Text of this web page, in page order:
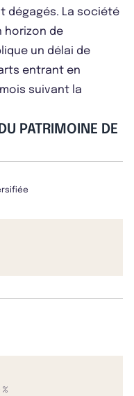
dégagés. La société
horizon de
un délai de
entrant en
suivant la
PATRIMOINE DE